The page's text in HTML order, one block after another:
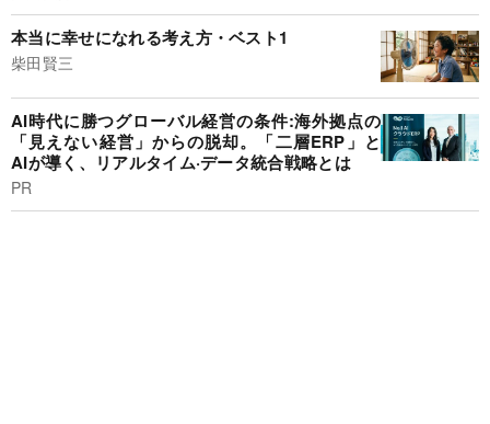
本当に幸せになれる考え方・ベスト1
柴田賢三
AI時代に勝つグローバル経営の条件:海外拠点の
「見えない経営」からの脱却。「二層ERP」と
AIが導く、リアルタイム·データ統合戦略とは
PR